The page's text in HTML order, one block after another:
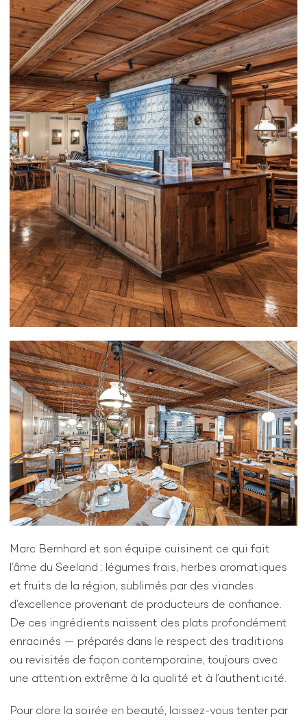
Marc Bernhard et son équipe cuisinent ce qui fait
l’âme du Seeland : légumes frais, herbes aromatiques
et fruits de la région, sublimés par des viandes
d’excellence provenant de producteurs de confiance.
De ces ingrédients naissent des plats profondément
enracinés — préparés dans le respect des traditions
ou revisités de façon contemporaine, toujours avec
une attention extrême à la qualité et à l’authenticité.
Pour clore la soirée en beauté, laissez-vous tenter par